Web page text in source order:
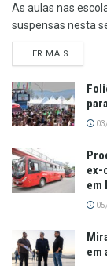
As aulas nas
suspensas nesta
LER MAIS
ex-
em
em